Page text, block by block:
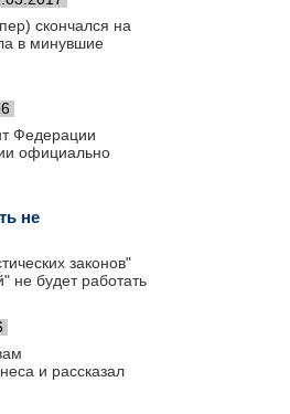
скончался на
в минувшие
Федерации
официально
не
законов"
не будет работать
и рассказал